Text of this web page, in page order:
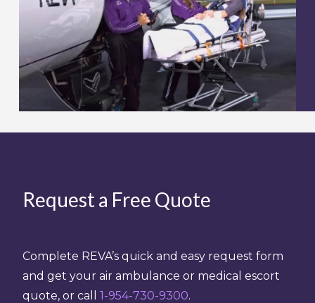
Request a Free Quote
Complete REVA’s quick and easy request form
and get your air ambulance or medical escort
quote, or call 1-954-730-9300.